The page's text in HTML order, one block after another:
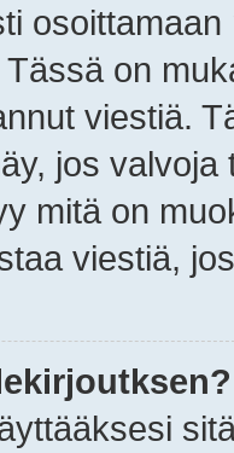
on
viestiä.
jos
mitä on
viestiä,